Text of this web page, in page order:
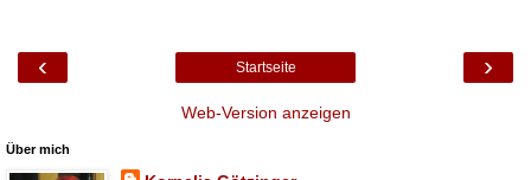
‹ ›
Startseite
Web-Version anzeigen
Über mich